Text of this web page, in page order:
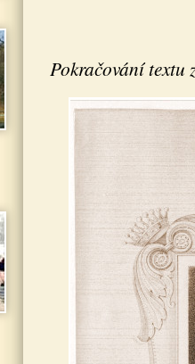
Pokračování textu